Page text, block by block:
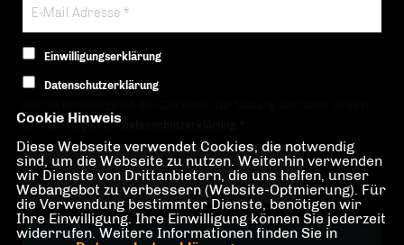
Einwilligungserklärung
Datenschutzerklärung
der nachfolgenden
Anti-Roboter-Verifizierung
Hier klicken
FriendlyCaptcha ⇗
Cookie Hinweis
Diese Webseite verwendet Cookies, die notwendig
sind, um die Webseite zu nutzen. Weiterhin verwenden
wir Dienste von Drittanbietern, die uns helfen, unser
Webangebot zu verbessern (Website-Optmierung). Für
die Verwendung bestimmter Dienste, benötigen wir
Ihre Einwilligung. Ihre Einwilligung können Sie jederzeit
widerrufen. Weitere Informationen finden Sie in